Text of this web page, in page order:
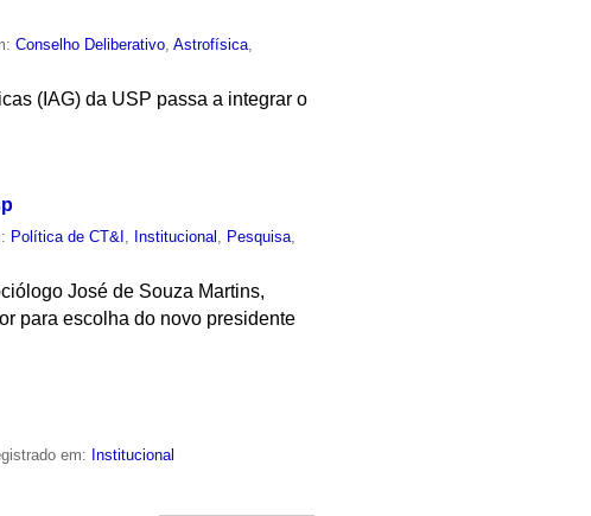
Conselho Deliberativo ,Astrofísica
(IAG) da USP passa a integrar o
Política de CT&I Institucional Pesquisa
José de Souza Martins,
para escolha do novo presidente
em: Institucional